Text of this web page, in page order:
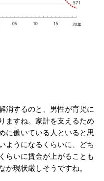
消するのと、男性が育児に
ますね。家計を支えるため
に働いている人といると思
ようになるくらいに、どち
らいに賃金が上がることも
か現状厳しそうですね。